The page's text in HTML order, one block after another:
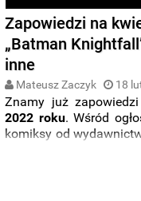
Zapowiedzi na
„Batman
inne
Mateusz Zaczyk 18
Znamy już
2022 roku. Wśród
komiksy od
zabrakło przy tym
czytelników. Rozpiskę